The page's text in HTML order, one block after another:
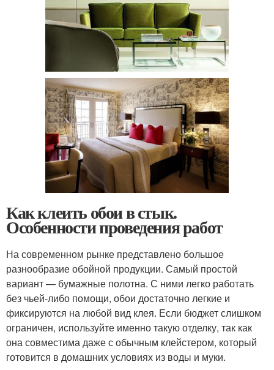
Как клеить обои в стык.
Особенности проведения работ
На современном рынке представлено большое
разнообразие обойной продукции. Самый простой
вариант — бумажные полотна. С ними легко работать
без чьей-либо помощи, обои достаточно легкие и
фиксируются на любой вид клея. Если бюджет слишком
ограничен, используйте именно такую отделку, так как
она совместима даже с обычным клейстером, который
готовится в домашних условиях из воды и муки.